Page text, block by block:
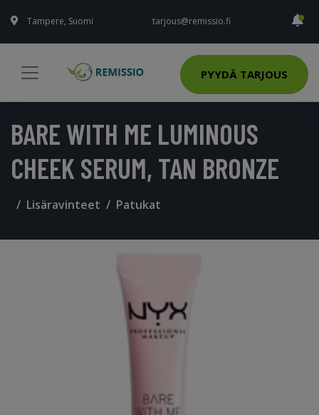
Tampere, Suomi tarjous@remissio.fi
PYYDÄ TARJOUS
BARE WITH ME LUMINOUS
CHEEK SERUM, TAN BRONZE
Lisäravinteet Patukat